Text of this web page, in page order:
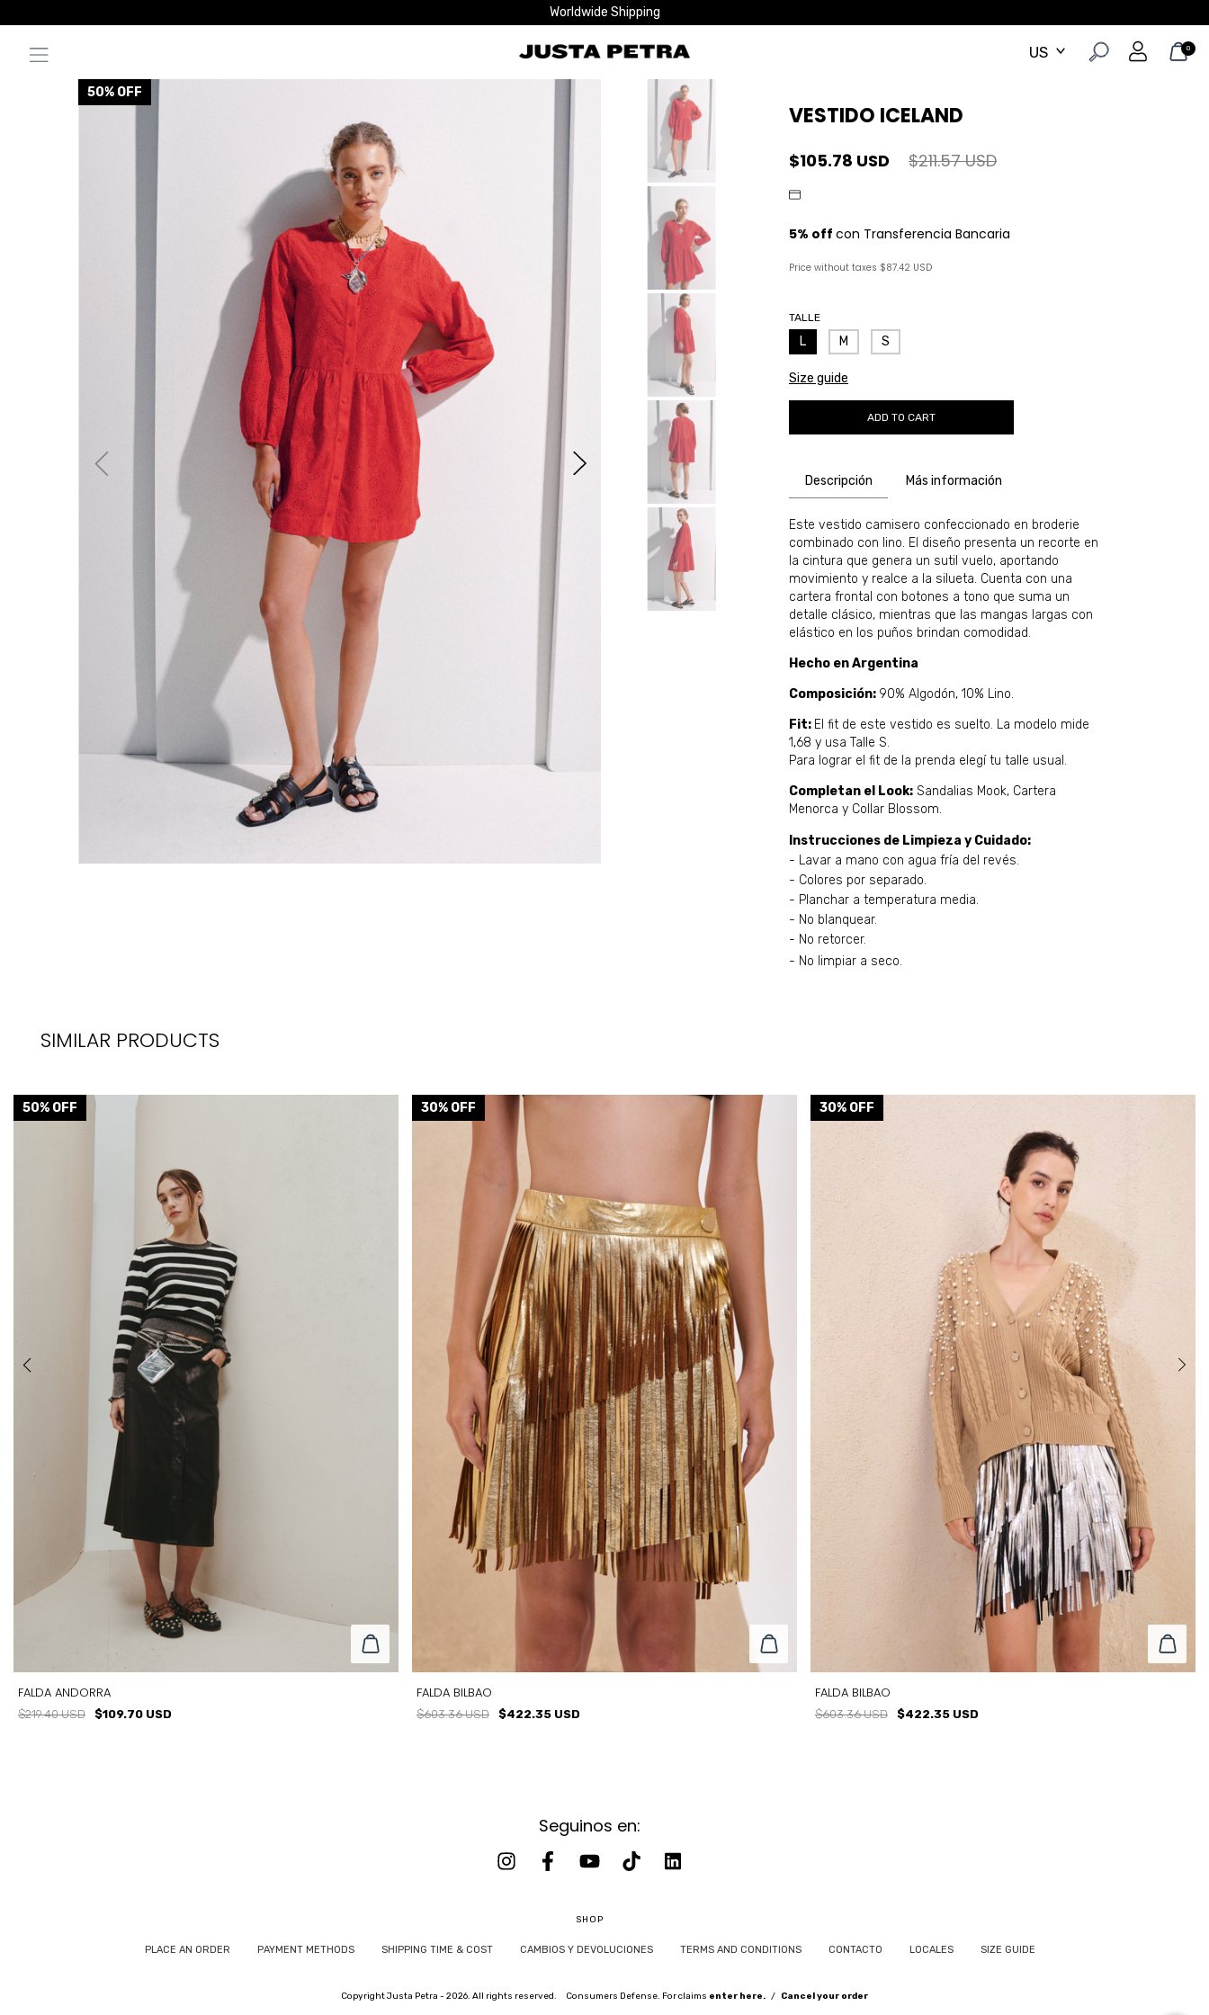
Worldwide Shipping
0
50% OFF
VESTIDO ICELAND
$105.78 USD $211.57 USD
Price without taxes $87.42 USD
TALLE
L M S
Size guide
Descripción Más información
Este vestido camisero confeccionado en broderie
combinado con lino. El diseño presenta un recorte en
la cintura que genera un sutil vuelo, aportando
movimiento y realce a la silueta. Cuenta con una
cartera frontal con botones a tono que suma un
detalle clásico, mientras que las mangas largas con
elástico en los puños brindan comodidad.
Hecho en Argentina
Composición: 90% Algodón, 10% Lino.
Fit: El fit de este vestido es suelto. La modelo mide
1,68 y usa Talle S.
Para lograr el fit de la prenda elegí tu talle usual.
Completan el Look: Sandalias Mook, Cartera
Menorca y Collar Blossom.
Instrucciones de Limpieza y Cuidado:
- Lavar a mano con agua fría del revés.
- Colores por separado.
- Planchar a temperatura media.
- No blanquear.
- No retorcer.
- No limpiar a seco.
SIMILAR PRODUCTS
50% OFF
FALDA ANDORRA
$219.40 USD $109.70 USD
30% OFF
TALLE
T0
T1 T2 T3
FALDA BILBAO
$603.36 USD $422.35 USD
30% OFF
FALDA BILBAO
$603.36 USD $422.35 USD
Seguinos en:
SHOP
PLACE AN ORDER PAYMENT METHODS SHIPPING TIME & COST CAMBIOS Y DEVOLUCIONES TERMS AND CONDITIONS CONTACTO LOCALES SIZE GUIDE
Copyright Justa Petra - 2026. All rights reserved. Consumers Defense. For claims enter here. / Cancel your order